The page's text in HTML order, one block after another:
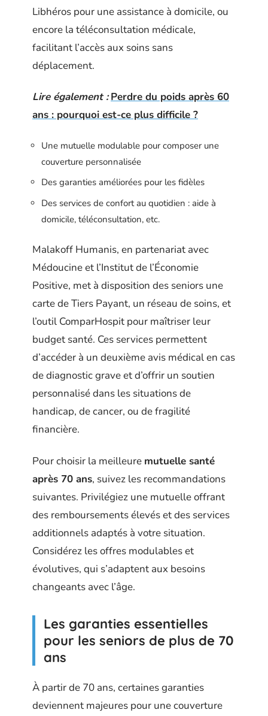
Libhéros pour une assistance à domicile, ou
encore la téléconsultation médicale,
facilitant l’accès aux soins sans
déplacement.
Lire également : Perdre du poids après 60
ans : pourquoi est-ce plus difficile ?
Une mutuelle modulable pour composer une
couverture personnalisée
Des garanties améliorées pour les fidèles
Des services de confort au quotidien : aide à
domicile, téléconsultation, etc.
Malakoff Humanis, en partenariat avec
Médoucine et l’Institut de l’Économie
Positive, met à disposition des seniors une
carte de Tiers Payant, un réseau de soins, et
l’outil ComparHospit pour maîtriser leur
budget santé. Ces services permettent
d’accéder à un deuxième avis médical en cas
de diagnostic grave et d’offrir un soutien
personnalisé dans les situations de
handicap, de cancer, ou de fragilité
financière.
Pour choisir la meilleure mutuelle santé
après 70 ans, suivez les recommandations
suivantes. Privilégiez une mutuelle offrant
des remboursements élevés et des services
additionnels adaptés à votre situation.
Considérez les offres modulables et
évolutives, qui s’adaptent aux besoins
changeants avec l’âge.
Les garanties essentielles
pour les seniors de plus de 70
ans
À partir de 70 ans, certaines garanties
deviennent majeures pour une couverture